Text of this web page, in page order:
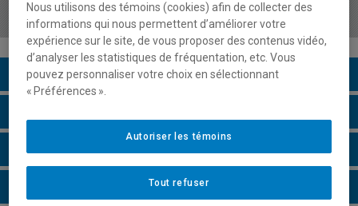
professionnelle
Description du cours
Horaire - Automne 2026
Nous utilisons des témoins (cookies) afin de collecter des
informations qui nous permettent d’améliorer votre
expérience sur le site, de vous proposer des contenus vidéo,
d’analyser les statistiques de fréquentation, etc. Vous
pouvez personnaliser votre choix en sélectionnant
« Préférences ».
Tout refuser
Autoriser les témoins